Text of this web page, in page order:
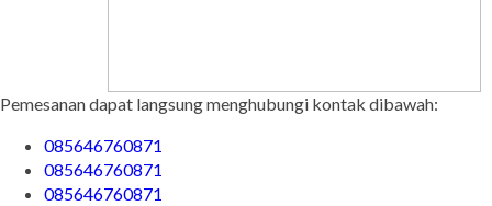
Pemesanan dapat langsung menghubungi kontak dibawah:
085646760871
085646760871
085646760871